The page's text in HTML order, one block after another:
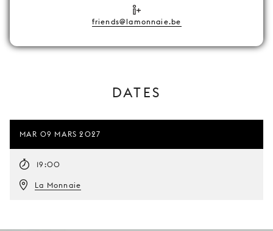
friends@lamonnaie.be
DATES
MAR 09 MARS 2027
19:00
La Monnaie